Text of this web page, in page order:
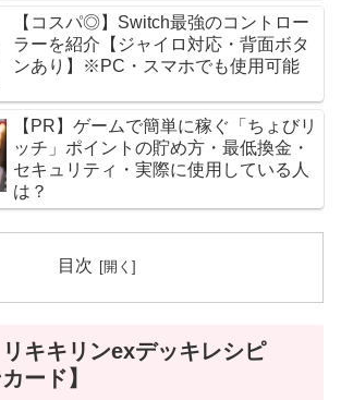
【コスパ◎】Switch最強のコントロー
ラーを紹介【ジャイロ対応・背面ボタ
ンあり】※PC・スマホでも使用可能
【PR】ゲームで簡単に稼ぐ「ちょびリ
ッチ」ポイントの貯め方・最低換金・
セキュリティ・実際に使用している人
は？
目次
リキキリンexデッキレシピ
ード】